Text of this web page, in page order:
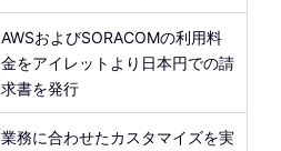
AWSおよびSORACOMの利用料
金をアイレットより日本円での請
求書を発行
業務に合わせたカスタマイズを実